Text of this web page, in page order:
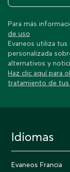
Para más
de uso
Evaneos utiliza
personalizada
alternativos y
Haz clic aquí para
tratamiento de
Idiomas
Evaneos Francia